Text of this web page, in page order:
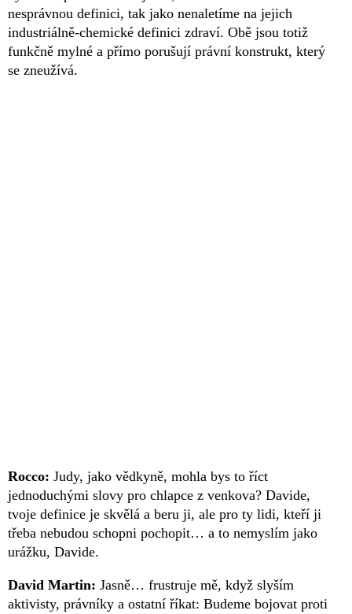
nesprávnou definici, tak jako nenaletíme na jejich
industriálně-chemické definici zdraví. Obě jsou totiž
funkčně mylné a přímo porušují právní konstrukt, který
se zneužívá.
Rocco: Judy, jako vědkyně, mohla bys to říct
jednoduchými slovy pro chlapce z venkova? Davide,
tvoje definice je skvělá a beru ji, ale pro ty lidi, kteří ji
třeba nebudou schopni pochopit… a to nemyslím jako
urážku, Davide.
David Martin: Jasně… frustruje mě, když slyším
aktivisty, právníky a ostatní říkat: Budeme bojovat proti